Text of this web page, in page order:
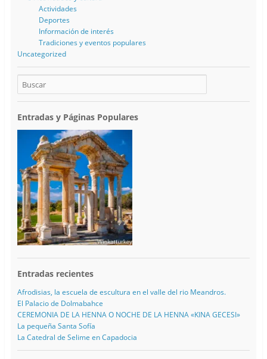
Actividades
Deportes
Información de interés
Tradiciones y eventos populares
Uncategorized
Entradas y Páginas Populares
Entradas recientes
Afrodisias, la escuela de escultura en el valle del rio Meandros.
El Palacio de Dolmabahce
CEREMONIA DE LA HENNA O NOCHE DE LA HENNA «KINA GECESI»
La pequeña Santa Sofía
La Catedral de Selime en Capadocia